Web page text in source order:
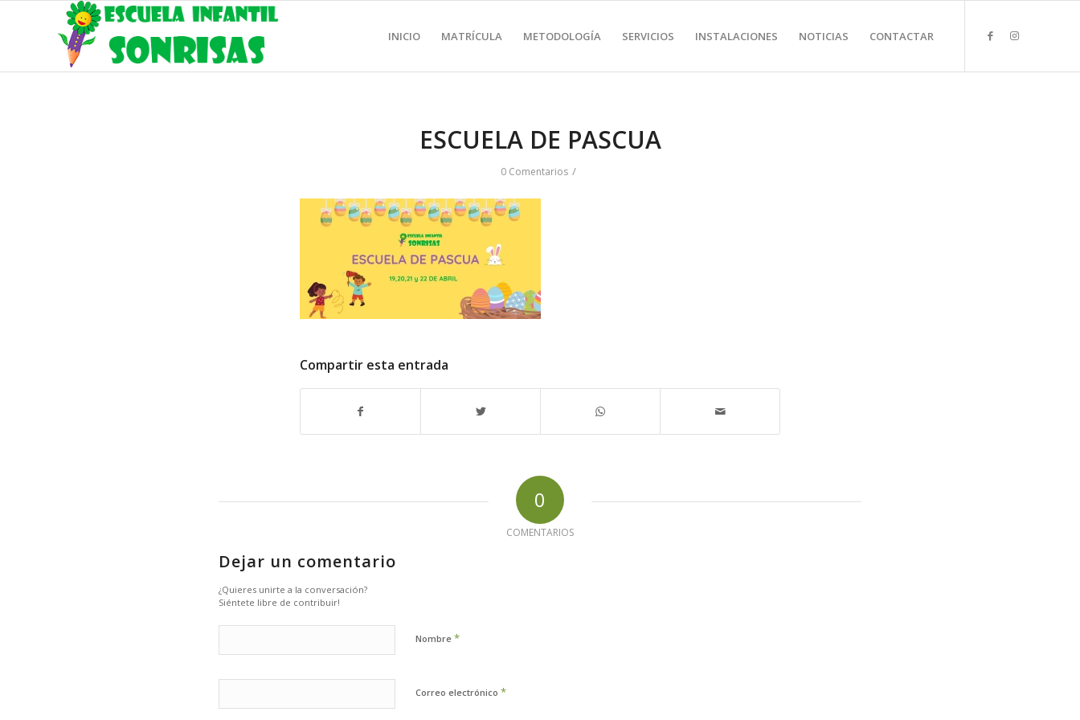
INICIO MATRÍCULA METODOLOGÍA SERVICIOS INSTALACIONES NOTICIAS CONTACTAR
ESCUELA DE PASCUA
0 Comentarios /
Compartir esta entrada
0
COMENTARIOS
Dejar un comentario
¿Quieres unirte a la conversación?
Siéntete libre de contribuir!
Nombre *
Correo electrónico *